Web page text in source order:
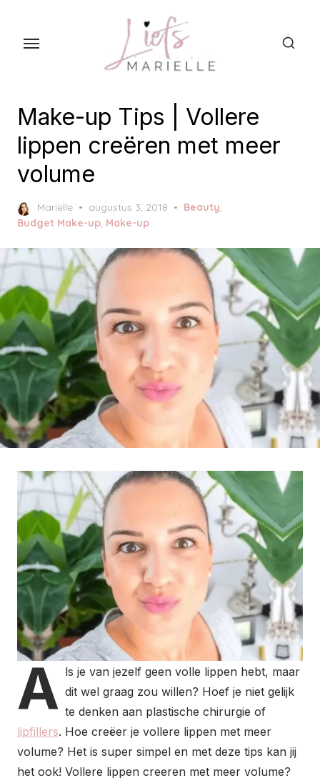
e
n
t
Make-up Tips | Vollere
lippen creëren met meer
volume
Mariëlle
P
o
t
e
d
o
augustus 3, 2018 Beauty,
Budget Make-up, Make-up
A ls je van jezelf geen volle lippen hebt, maar
dit wel graag zou willen? Hoef je niet gelijk
te denken aan plastische chirurgie of
lipfillers. Hoe creëer je vollere lippen met meer
volume? Het is super simpel en met deze tips kan jij
het ook! Vollere lippen creeren met meer volume?